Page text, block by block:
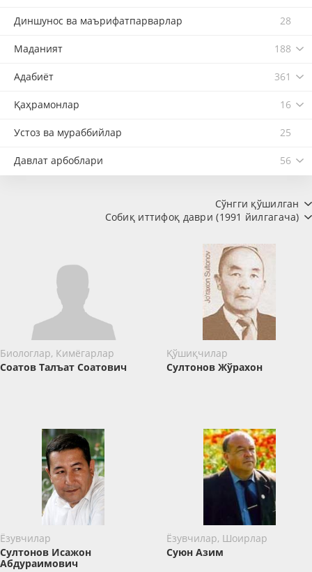
Диншунос ва маърифатпарварлар 28
Маданият 188
Адабиёт 361
Қаҳрамонлар 16
Устоз ва мураббийлар 25
Давлат арбоблари 56
Сўнгги қўшилган
Собиқ иттифоқ даври (1991 йилгагача)
Биологлар, Кимёгарлар
Соатов Талъат Соатович
Қўшиқчилар
Султонов Жўрахон
Ёзувчилар
Султонов Исажон
Абдураимович
Ёзувчилар, Шоирлар
Суюн Азим